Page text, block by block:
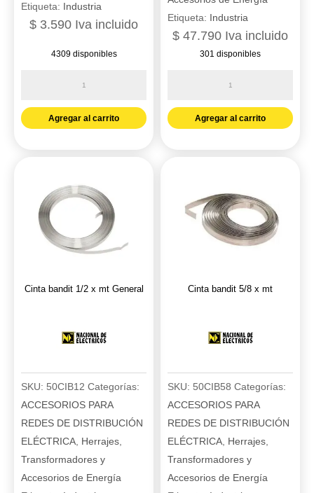
Etiqueta: Industria
$ 3.590 Iva incluido
4309 disponibles
8MM
Agregar al carrito
Etiqueta: Industria
$ 47.790 Iva incluido
301 disponibles
30X30X20
cantidad
Agregar al carrito
Cinta bandit 1/2 x mt General
SKU: 50CIB12 Categorías:
ACCESORIOS PARA
REDES DE DISTRIBUCIÓN
ELÉCTRICA, Herrajes,
Transformadores y
Accesorios de Energía
Cinta bandit 5/8 x mt
SKU: 50CIB58 Categorías:
ACCESORIOS PARA
REDES DE DISTRIBUCIÓN
ELÉCTRICA, Herrajes,
Transformadores y
Accesorios de Energía